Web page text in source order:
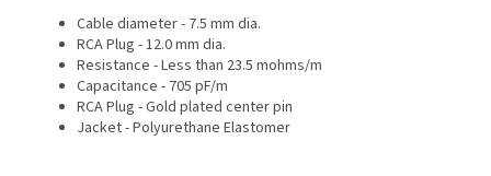
Cable diameter - 7.5 mm dia.
RCA Plug - 12.0 mm dia.
Resistance - Less than 23.5 mohms/m
Capacitance - 705 pF/m
RCA Plug - Gold plated center pin
Jacket - Polyurethane Elastomer